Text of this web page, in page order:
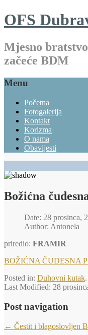
OFS
Mjesno
začeće BDM
Menu
Početna
Fotogalerija
Kontakt
Korizma
O nama
Obavijesti
Božićna
Date: 28 prosinca,
Author: Antonela
priredio: FRAMIR
BOŽIĆNA ČUDESNA
Posted in: Duhovni kutak.
Last Modified: 28
Post navigation
← Čestit i blagoslovljen